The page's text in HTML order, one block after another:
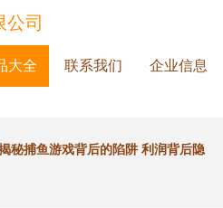
司
大全 联系我们 企业信息
秘捕鱼游戏背后的陷阱 利润背后隐